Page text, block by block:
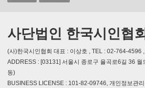
사단법인 한국시인협회
(사)한국시인협회 대표 : 이상호 , TEL : 02-764-4596
ADDRESS : [03131] 서울시 종로구 율곡로6길 36 월
동)
BUSINESS LICENSE : 101-82-09746, 개인정보관